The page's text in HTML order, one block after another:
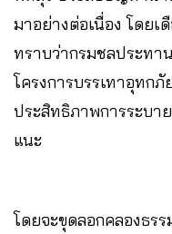
มาอย่างต่อเนื่อง โดย
ทราบว่ากรมชลประทา
โครงการบรรเทาอุทก
ประสิทธิภาพการระบา
แนะ
โดยจะขุดลอกคลองธร